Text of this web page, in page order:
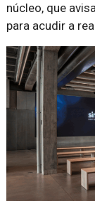
núcleo, que
para acudir a